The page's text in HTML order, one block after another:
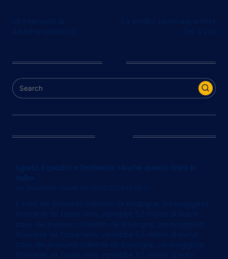
navigation
Gli interventi di
Addominoplastica
Lo smalto semitrasparente
Gel & Lac
Cerca
Sgarbi, il quadro e l’inchiesta: «Anche questa finirà in
nulla»
on 13/05/2024 at 06:07
Il caso del presunto Valentin de Boulogne, caravaggista
francese: se fosse vero, varrebbe 5,5 milioni di euroIl
caso del presunto Valentin de Boulogne, caravaggista
francese: se fosse vero, varrebbe 5,5 milioni di euroIl
caso del presunto Valentin de Boulogne, caravaggista
francese: se fosse vero, varrebbe 5,5 milioni di euro